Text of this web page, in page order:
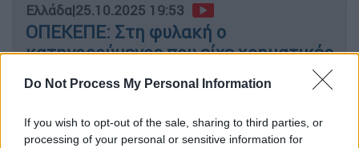
Do Not Process My Personal Information
If you wish to opt-out of the sale, sharing to third parties, or
processing of your personal or sensitive information for
Ελλάδα|25.10.2025 19:53
ΟΠΕΚΕΠΕ: Στη φυλακή ο
κατηγορούμενος που είχε χρηματικές
συναλλαγές με τον φερόμενο ως
αρχηγό